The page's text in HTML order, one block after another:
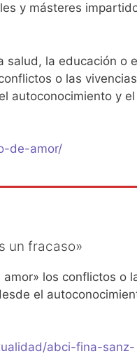
y másteres
salud, la educación o
o las vivencias
autoconocimiento y el
de-amor/
un fracaso»
los conflictos o
el
abci-fina-sanz-